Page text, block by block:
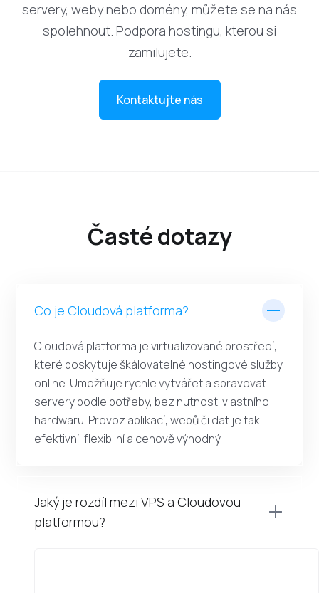
servery, weby nebo domény, můžete se na nás
spolehnout. Podpora hostingu, kterou si
zamilujete.
Kontaktujte nás
Časté dotazy
Co je Cloudová platforma?
Cloudová platforma je virtualizované prostředí,
které poskytuje škálovatelné hostingové služby
online. Umožňuje rychle vytvářet a spravovat
servery podle potřeby, bez nutnosti vlastního
hardwaru. Provoz aplikací, webů či dat je tak
efektivní, flexibilní a cenově výhodný.
Jaký je rozdíl mezi VPS a Cloudovou
platformou?